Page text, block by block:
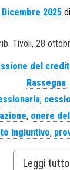
Dicembre 2025 di
Tivoli, 28
del
Rassegna
,
, onere
ingiuntivo,
Leggi tutto